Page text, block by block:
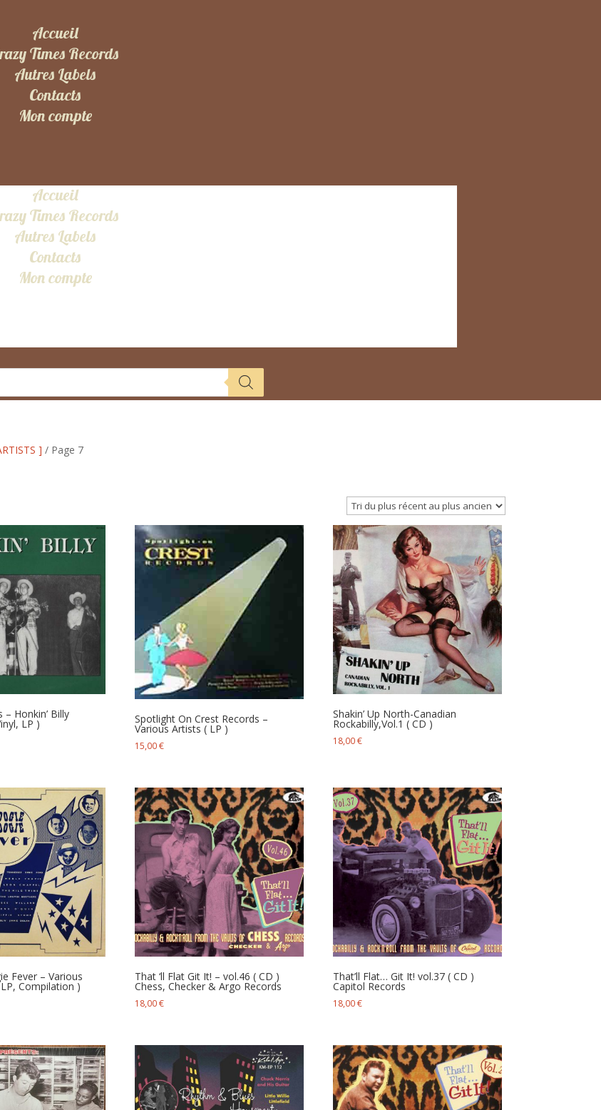
Accueil
Times Records
Autres Labels
Contacts
Mon compte
Accueil
Times Records
Autres Labels
Contacts
Mon compte
] / Page 7
Honkin’ Billy
LP ) Spotlight On Crest Records –
Various Artists ( LP )
15,00€
Shakin’ Up North-Canadian
Rockabilly,Vol.1 ( CD )
18,00€
Fever – Various
Compilation )
That ‘ll Flat Git It! – vol.46 ( CD )
Chess, Checker & Argo Records
18,00€
That’ll Flat… Git It! vol.37 ( CD )
Capitol Records
18,00€